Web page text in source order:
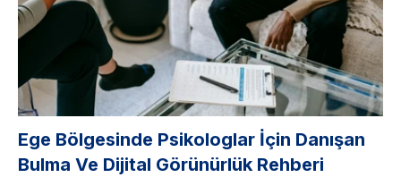
Ege Bölgesinde Psikologlar İçin Danışan
Bulma Ve Dijital Görünürlük Rehberi